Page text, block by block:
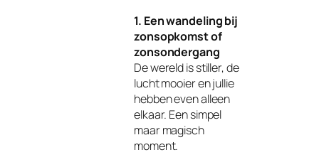
1. Een wandeling bij
zonsopkomst of
zonsondergang
De wereld is stiller, de
lucht mooier en jullie
hebben even alleen
elkaar. Een simpel
maar magisch
moment.